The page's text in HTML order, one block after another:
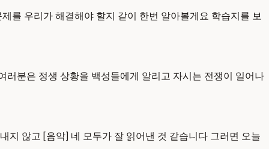
를 우리가 해결해야 할지 같이 한번 알아볼게요 학습지를 보
분은 정생 상황을 백성들에게 알리고 자시는 전쟁이 일어나
지 않고 [음악] 네 모두가 잘 읽어낸 것 같습니다 그러면 오늘